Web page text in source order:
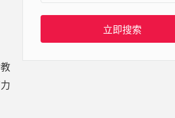
立即搜索